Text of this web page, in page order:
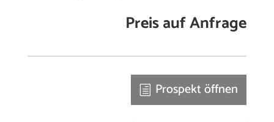
Preis auf Anfrage
Prospekt öffnen